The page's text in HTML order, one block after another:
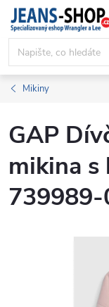
Přejít
obsah
Mikiny
GAP
mikina s
739989-